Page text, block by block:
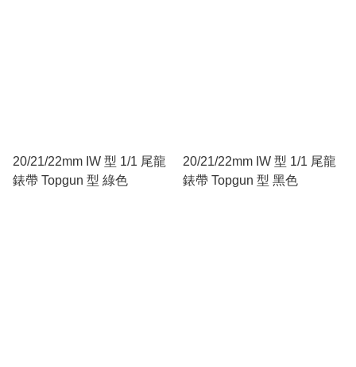
20/21/22mm IW 型 1/1 尾龍
錶帶 Topgun 型 綠色
20/21/22mm IW 型 1/1 尾龍
錶帶 Topgun 型 黑色